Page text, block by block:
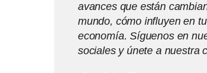
avances que están
mundo, cómo influyen en
economía. Síguenos en
sociales y únete a nuestra